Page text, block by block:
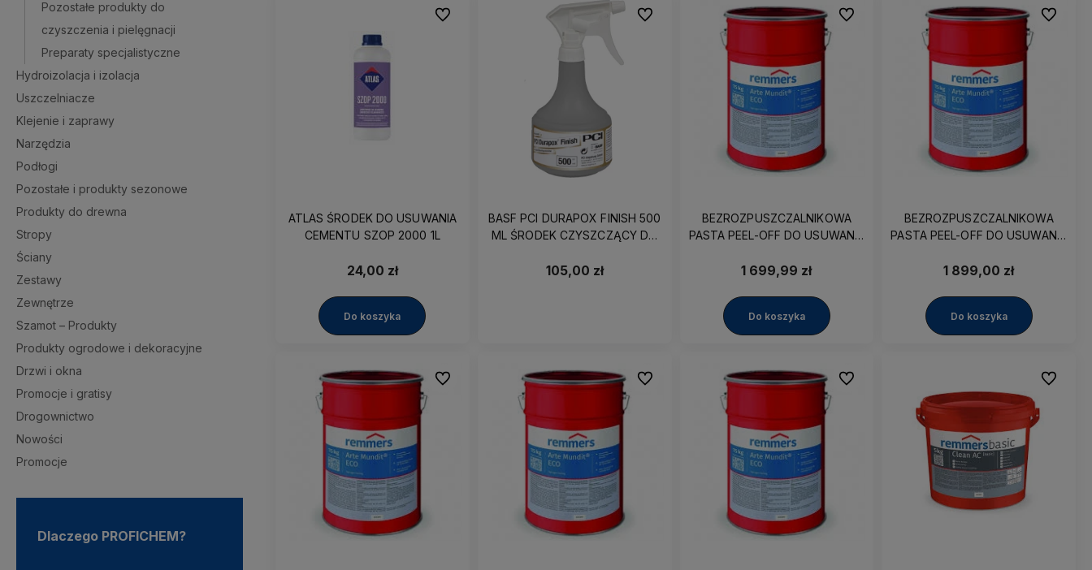
Pozostałe produkty do
czyszczenia i pielęgnacji
Preparaty specjalistyczne
Hydroizolacja i izolacja
Uszczelniacze
Klejenie i zaprawy
Narzędzia
Podłogi
Pozostałe i produkty sezonowe
Produkty do drewna
Stropy
Ściany
Zestawy
Zewnętrze
Szamot – Produkty
Produkty ogrodowe i dekoracyjne
Drzwi i okna
Promocje i gratisy
Drogownictwo
Nowości
Promocje
Dlaczego PROFICHEM?
ATLAS ŚRODEK DO USUWANIA
CEMENTU SZOP 2000 1L
24,00 zł
Do koszyka
Do ulubionych
BASF PCI DURAPOX FINISH 500
ML ŚRODEK CZYSZCZĄCY DO
EPOKSYDOWYCH
105,00 zł
Do ulubionych
BEZROZPUSZCZALNIKOWA
PASTA PEEL-OFF DO USUWANIA
ZANIECZYSZCZEŃ Remmers
1 699,99 zł
Do koszyka
Do ulubionych
BEZROZPUSZCZALNIKOWA
PASTA PEEL-OFF DO USUWANIA
ZANIECZYSZCZEŃ Remmers
1 899,00 zł
Do koszyka
Do
Do ulubionych Do ulubionych Do ulubionych Do